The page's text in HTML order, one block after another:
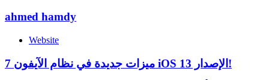
ahmed hamdy
Website
7 ميزات جديدة في نظام الآيفون iOS الإصدار 13!